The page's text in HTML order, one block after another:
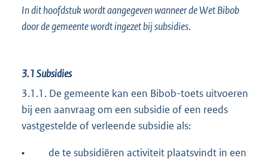
In dit hoofdstuk wordt aangegeven wanneer de Wet Bibob
door de gemeente wordt ingezet bij subsidies.
3.1Subsidies
3.1.1. De gemeente kan een Bibob-toets uitvoeren
bij een aanvraag om een subsidie of een reeds
vastgestelde of verleende subsidie als:
•
de te subsidiëren activiteit plaatsvindt in een